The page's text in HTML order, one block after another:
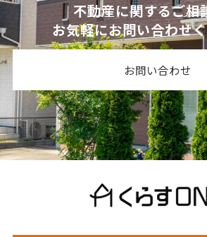
不動産に関するご相
お気軽にお問い合わせ
お問い合わせ